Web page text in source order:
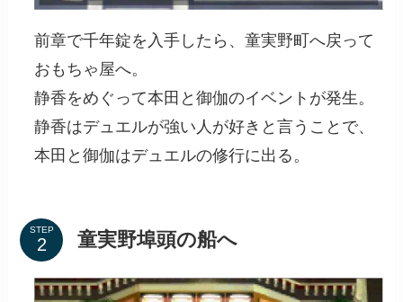
前章で千年錠を入手したら、童実野町へ戻って
おもちゃ屋へ。
静香をめぐって本田と御伽のイベントが発生。
静香はデュエルが強い人が好きと言うことで、
本田と御伽はデュエルの修行に出る。
STEP 童実野埠頭の船へ